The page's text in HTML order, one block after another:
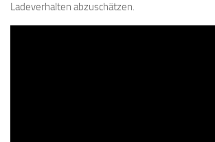
Ladeverhalten abzuschätzen.